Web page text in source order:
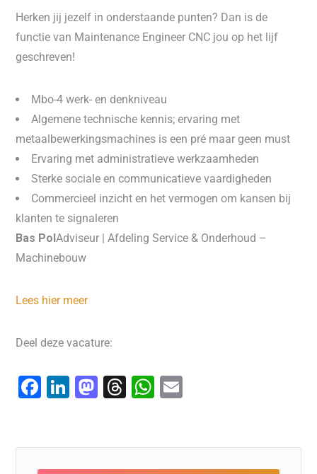
Herken jij jezelf in onderstaande punten? Dan is de
functie van Maintenance Engineer CNC jou op het lijf
geschreven!
Mbo-4 werk- en denkniveau
Algemene technische kennis; ervaring met
metaalbewerkingsmachines is een pré maar geen must
Ervaring met administratieve werkzaamheden
Sterke sociale en communicatieve vaardigheden
Commercieel inzicht en het vermogen om kansen bij
klanten te signaleren
Bas PolAdviseur | Afdeling Service & Onderhoud –
Machinebouw
Lees hier meer
Deel deze vacature:
F
e
Li
e
M
o
T
a
W
s
l